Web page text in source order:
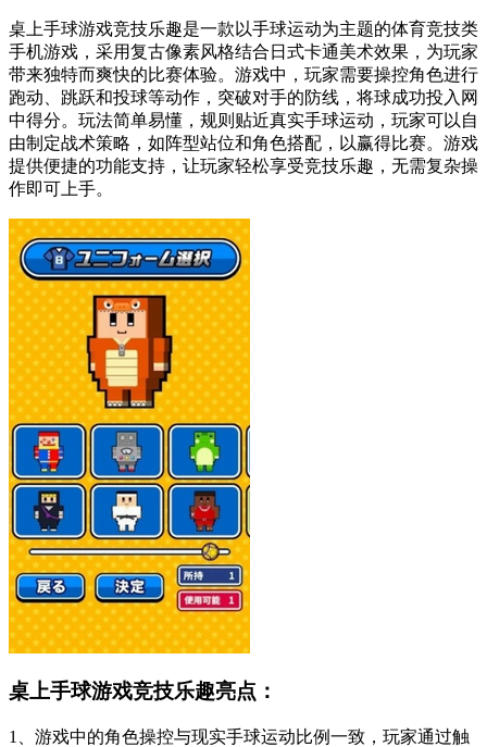
桌上手球游戏竞技乐趣是一款以手球运动为主题的体育竞技类
手机游戏，采用复古像素风格结合日式卡通美术效果，为玩家
带来独特而爽快的比赛体验。游戏中，玩家需要操控角色进行
跑动、跳跃和投球等动作，突破对手的防线，将球成功投入网
中得分。玩法简单易懂，规则贴近真实手球运动，玩家可以自
由制定战术策略，如阵型站位和角色搭配，以赢得比赛。游戏
提供便捷的功能支持，让玩家轻松享受竞技乐趣，无需复杂操
作即可上手。
桌上手球游戏竞技乐趣亮点：
1、游戏中的角色操控与现实手球运动比例一致，玩家通过触